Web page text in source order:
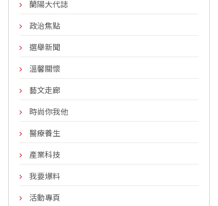
蘭陽大代誌
政治焦點
選舉新聞
溫馨關懷
藝文走廊
時尚你我他
醫療養生
產業科技
我要爆料
活動專頁